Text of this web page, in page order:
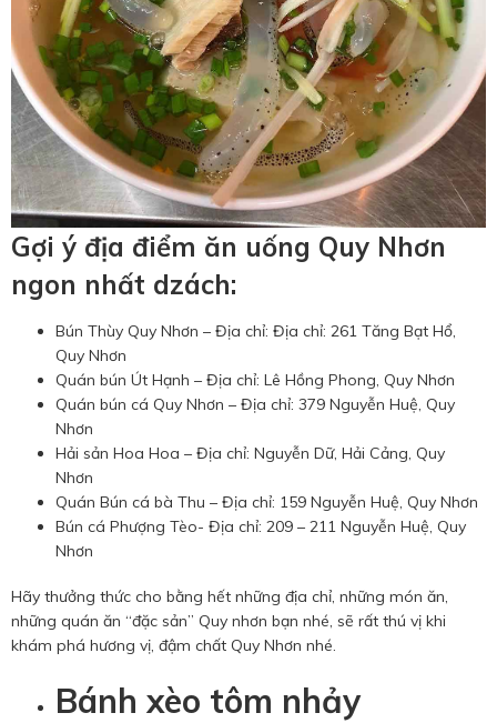
Gợi ý địa điểm ăn uống Quy Nhơn
ngon nhất dzách:
Bún Thùy Quy Nhơn – Địa chỉ: Địa chỉ: 261 Tăng Bạt Hổ,
Quy Nhơn
Quán bún Út Hạnh – Địa chỉ: Lê Hồng Phong, Quy Nhơn
Quán bún cá Quy Nhơn – Địa chỉ: 379 Nguyễn Huệ, Quy
Nhơn
Hải sản Hoa Hoa – Địa chỉ: Nguyễn Dữ, Hải Cảng, Quy
Nhơn
Quán Bún cá bà Thu – Địa chỉ: 159 Nguyễn Huệ, Quy Nhơn
Bún cá Phượng Tèo- Địa chỉ: 209 – 211 Nguyễn Huệ, Quy
Nhơn
Hãy thưởng thức cho bằng hết những địa chỉ, những món ăn,
những quán ăn “đặc sản” Quy nhơn bạn nhé, sẽ rất thú vị khi
khám phá hương vị, đậm chất Quy Nhơn nhé.
Bánh xèo tôm nhảy